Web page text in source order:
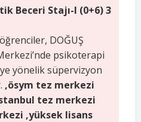
Beceri Stajı-I (0+6) 3
DOĞUŞ
psikoterapi
yönelik süpervizyon
,ösym tez merkezi
tez merkezi
,yüksek lisans